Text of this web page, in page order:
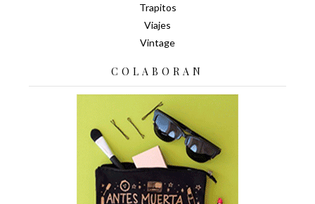
Trapitos
Viajes
Vintage
COLABORAN